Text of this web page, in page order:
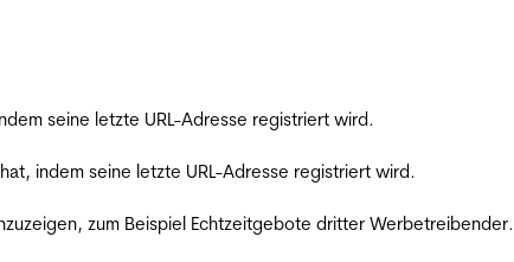
seine letzte URL-Adresse registriert wird.
indem seine letzte URL-Adresse registriert wird.
zum Beispiel Echtzeitgebote dritter Werbetreibender.